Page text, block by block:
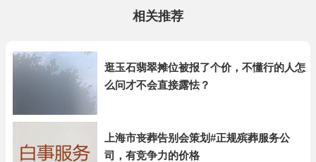
相关推荐
逛玉石翡翠摊位被报了个价，不懂行的人怎
么问才不会直接露怯？
上海市丧葬告别会策划#正规殡葬服务公
司，有竞争力的价格